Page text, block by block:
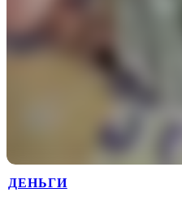
ДЕНЬГИ